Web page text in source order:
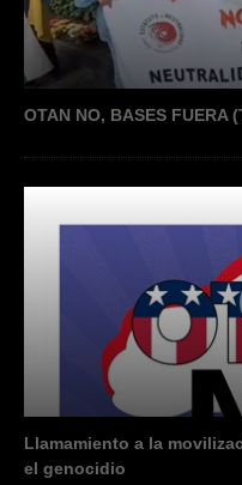
OTAN NO, BASES FUERA
Llamamiento a la
el genocidio